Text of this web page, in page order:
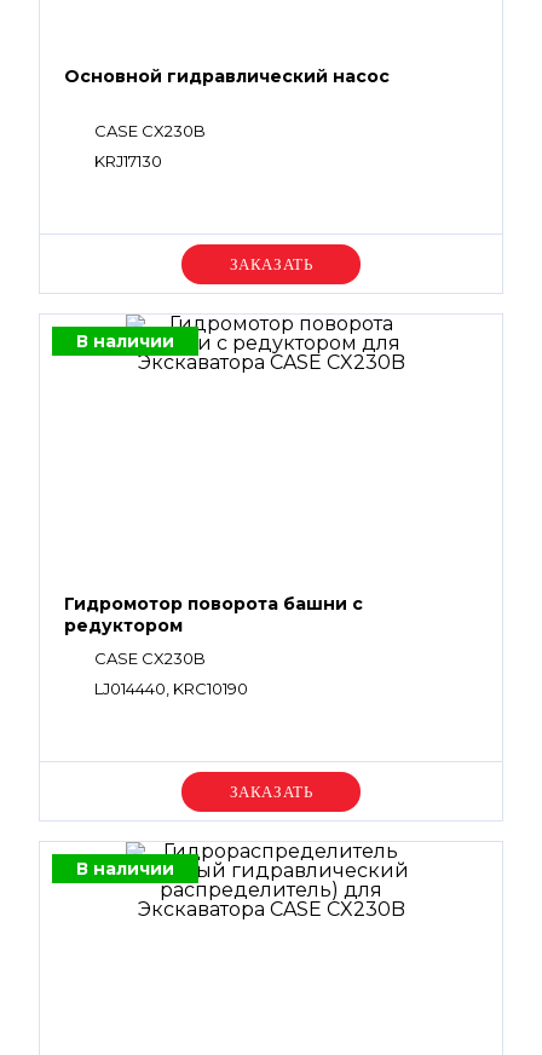
Основной гидравлический насос
CASE CX230B
KRJ17130
Уточняйте цену
В наличии
Гидромотор поворота башни с
редуктором
CASE CX230B
LJ014440, KRC10190
Уточняйте цену
В наличии